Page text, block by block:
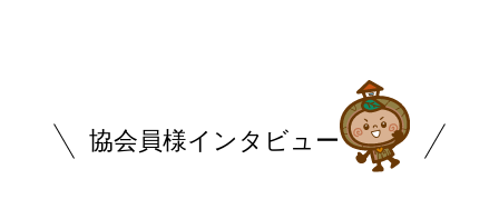
協会員様インタビュー